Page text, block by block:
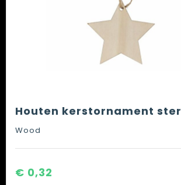
Houten kerstornament ster
Wood
€ 0,32